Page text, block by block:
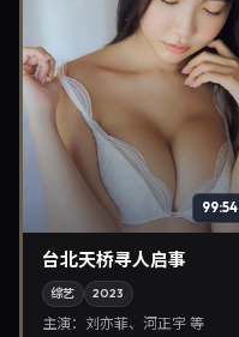
99:54
台北天桥寻人启事
综艺 2023
主演： 刘亦菲、河正宇 等